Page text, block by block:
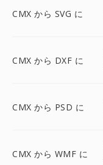
CMX から SVG に
CMX から DXF に
CMX から PSD に
CMX から WMF に